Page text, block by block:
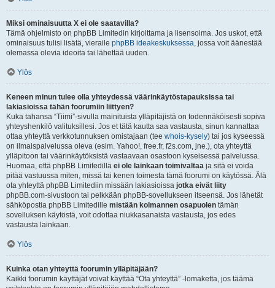
Miksi ominaisuutta X ei ole saatavilla?
Tämä ohjelmisto on phpBB Limitedin kirjoittama ja lisensoima. Jos uskot, että
ominaisuus tulisi lisätä, vieraile phpBB ideakeskuksessa, jossa voit äänestää
olemassa olevia ideoita tai lähettää uuden.
Ylös
Keneen minun tulee olla yhteydessä väärinkäytöstapauksissa tai
lakiasioissa tähän foorumiin liittyen?
Kuka tahansa “Tiimi”-sivulla mainituista ylläpitäjistä on todennäköisesti sopiva
yhteyshenkilö valituksillesi. Jos et tätä kautta saa vastausta, sinun kannattaa
ottaa yhteyttä verkkotunnuksen omistajaan (tee whois-kysely) tai jos kyseessä
on ilmaispalvelussa oleva (esim. Yahoo!, free.fr, f2s.com, jne.), ota yhteyttä
ylläpitoon tai väärinkäytöksistä vastaavaan osastoon kyseisessä palvelussa.
Huomaa, että phpBB Limitedillä ei ole lainkaan toimivaltaa ja sitä ei voida
pitää vastuussa miten, missä tai kenen toimesta tämä foorumi on käytössä. Älä
ota yhteyttä phpBB Limitediin missään lakiasioissa jotka eivät liity
phpBB.com-sivustoon tai pelkkään phpBB-sovellukseen itseensä. Jos lähetät
sähköpostia phpBB Limitedille mistään kolmannen osapuolen tämän
sovelluksen käytöstä, voit odottaa niukkasanaista vastausta, jos edes
vastausta lainkaan.
Ylös
Kuinka otan yhteyttä foorumin ylläpitäjään?
Kaikki foorumin käyttäjät voivat käyttää “Ota yhteyttä” -lomaketta, jos täämä